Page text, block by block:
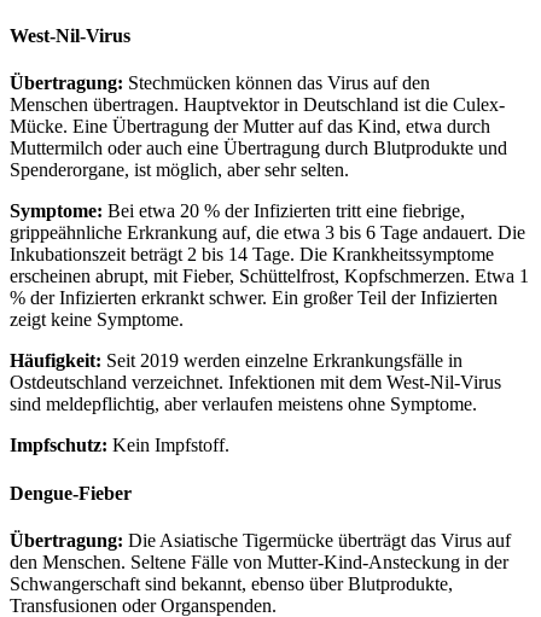
West-Nil-Virus
Übertragung: Stechmücken können das Virus auf den
Menschen übertragen. Hauptvektor in Deutschland ist die Culex-
Mücke. Eine Übertragung der Mutter auf das Kind, etwa durch
Muttermilch oder auch eine Übertragung durch Blutprodukte und
Spenderorgane, ist möglich, aber sehr selten.
Symptome: Bei etwa 20 % der Infizierten tritt eine fiebrige,
grippeähnliche Erkrankung auf, die etwa 3 bis 6 Tage andauert. Die
Inkubationszeit beträgt 2 bis 14 Tage. Die Krankheitssymptome
erscheinen abrupt, mit Fieber, Schüttelfrost, Kopfschmerzen. Etwa 1
% der Infizierten erkrankt schwer. Ein großer Teil der Infizierten
zeigt keine Symptome.
Häufigkeit: Seit 2019 werden einzelne Erkrankungsfälle in
Ostdeutschland verzeichnet. Infektionen mit dem West-Nil-Virus
sind meldepflichtig, aber verlaufen meistens ohne Symptome.
Impfschutz: Kein Impfstoff.
Dengue-Fieber
Übertragung: Die Asiatische Tigermücke überträgt das Virus auf
den Menschen. Seltene Fälle von Mutter-Kind-Ansteckung in der
Schwangerschaft sind bekannt, ebenso über Blutprodukte,
Transfusionen oder Organspenden.